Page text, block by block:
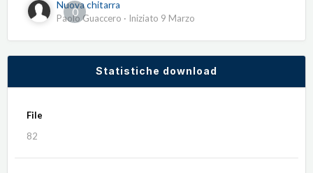
0
Nuova chitarra
Paolo Guaccero · Iniziato 9 Marzo
Statistiche download
File
82